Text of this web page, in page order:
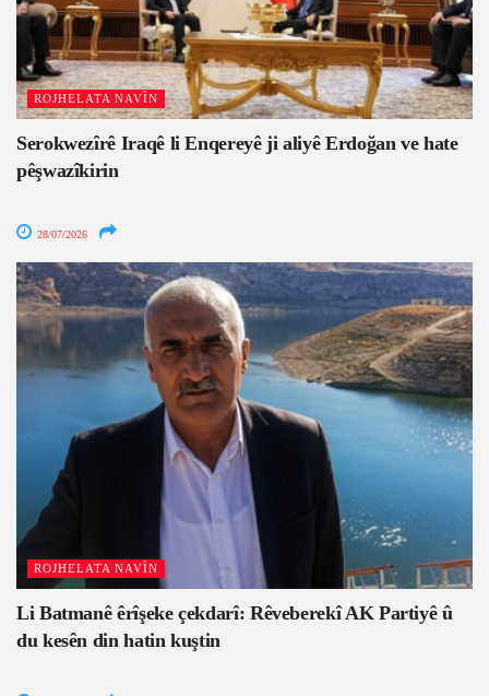
ROJHELATA NAVÎN
Serokwezîrê Iraqê li Enqereyê ji aliyê Erdoğan ve hate
pêşwazîkirin
28/07/2026
ROJHELATA NAVÎN
Li Batmanê êrîşeke çekdarî: Rêveberekî AK Partiyê û
du kesên din hatin kuştin